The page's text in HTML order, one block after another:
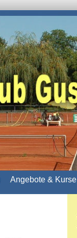
Angebote & Kurse